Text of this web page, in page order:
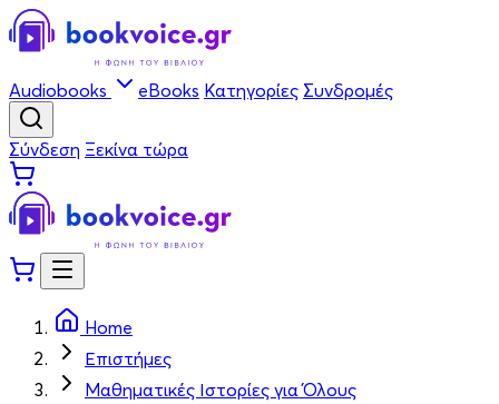
Audiobooks eBooks Κατηγορίες Συνδρομές
Σύνδεση Ξεκίνα τώρα
Home
Επιστήμες
Μαθηματικές Ιστορίες για Όλους